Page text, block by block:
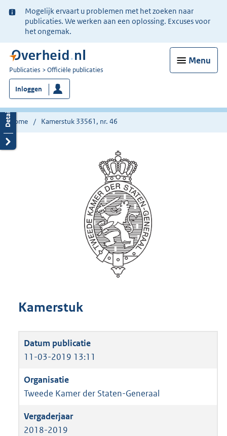
Ter
informatie:
Mogelijk ervaart u problemen met het zoeken naar
publicaties. We werken aan een oplossing. Excuses voor
het ongemak.
Menu
U
bent
nu
hier:
Publicaties Officiële publicaties
Inloggen
Home Kamerstuk 33561, nr. 46
Kamerstuk
11-03-2019 13:11
Tweede Kamer der Staten-Generaal
2018-2019